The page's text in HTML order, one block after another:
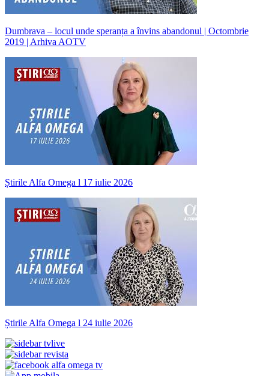
Dumbrava – locul unde speranța a învins abandonul | Octombrie
2019 | Arhiva AOTV
Știrile Alfa Omega l 17 iulie 2026
Știrile Alfa Omega l 24 iulie 2026